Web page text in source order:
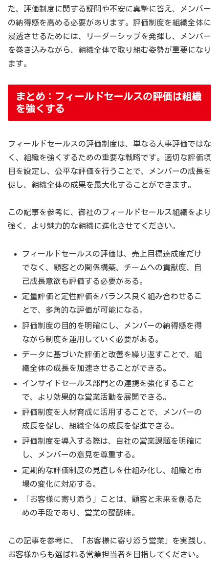
た、評価制度に関する疑問や不安に真摯に答え、メンバー
の納得感を高める必要があります。評価制度を組織全体に
浸透させるためには、リーダーシップを発揮し、メンバー
を巻き込みながら、組織全体で取り組む姿勢が重要になり
ます。
まとめ：フィールドセールスの評価は組織
を強くする
フィールドセールスの評価制度は、単なる人事評価ではな
く、組織を強くするための重要な戦略です。適切な評価項
目を設定し、公平な評価を行うことで、メンバーの成長を
促し、組織全体の成果を最大化することができます。
この記事を参考に、御社のフィールドセールス組織をより
強く、より魅力的な組織に進化させてください。
フィールドセールスの評価は、売上目標達成度だけ
でなく、顧客との関係構築、チームへの貢献度、自
己成長意欲も評価する必要がある。
定量評価と定性評価をバランス良く組み合わせるこ
とで、多角的な評価が可能になる。
評価制度の目的を明確にし、メンバーの納得感を得
ながら制度を運用していく必要がある。
データに基づいた評価と改善を繰り返すことで、組
織全体の成長を加速させることができる。
インサイドセールス部門との連携を強化すること
で、より効果的な営業活動を展開できる。
評価制度を人材育成に活用することで、メンバーの
成長を促し、組織全体の成長を促進できる。
評価制度を導入する際は、自社の営業課題を明確に
し、メンバーの意見を尊重する。
定期的な評価制度の見直しを仕組み化し、組織と市
場の変化に対応する。
「お客様に寄り添う」ことは、顧客と未来を創るた
めの手段であり、営業の醍醐味。
この記事を参考に、「お客様に寄り添う営業」を実践し、
お客様からも選ばれる営業担当者を目指してください。